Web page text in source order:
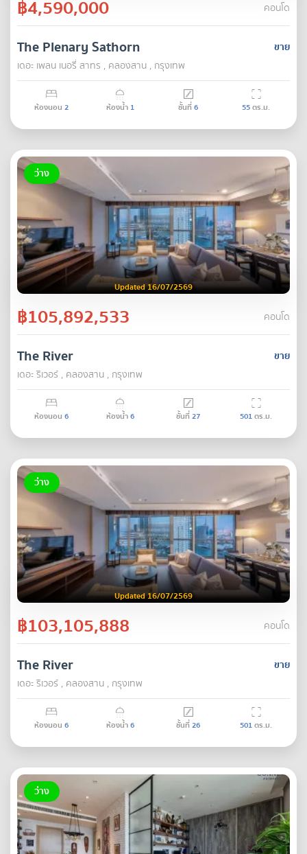
฿4,590,000 คอนโด
ขาย
The Plenary Sathorn
เดอะ เพลน เนอรี่ สาทร , คลองสาน , กรุงเทพ
ห้องนอน 2 ห้องน้ำ 1 ชั้นที่6 55ตร.ม.
ว่าง
Updated 16/07/2569
฿105,892,533 คอนโด
ขาย
The River
เดอะ ริเวอร์ , คลองสาน , กรุงเทพ
ห้องนอน 6 ห้องน้ำ6 ชั้นที่27 501ตร.ม.
ว่าง
Updated 16/07/2569
฿103,105,888 คอนโด
ขาย
The River
เดอะ ริเวอร์ , คลองสาน , กรุงเทพ
ห้องนอน 6 ห้องน้ำ6 ชั้นที่26 501ตร.ม.
ว่าง